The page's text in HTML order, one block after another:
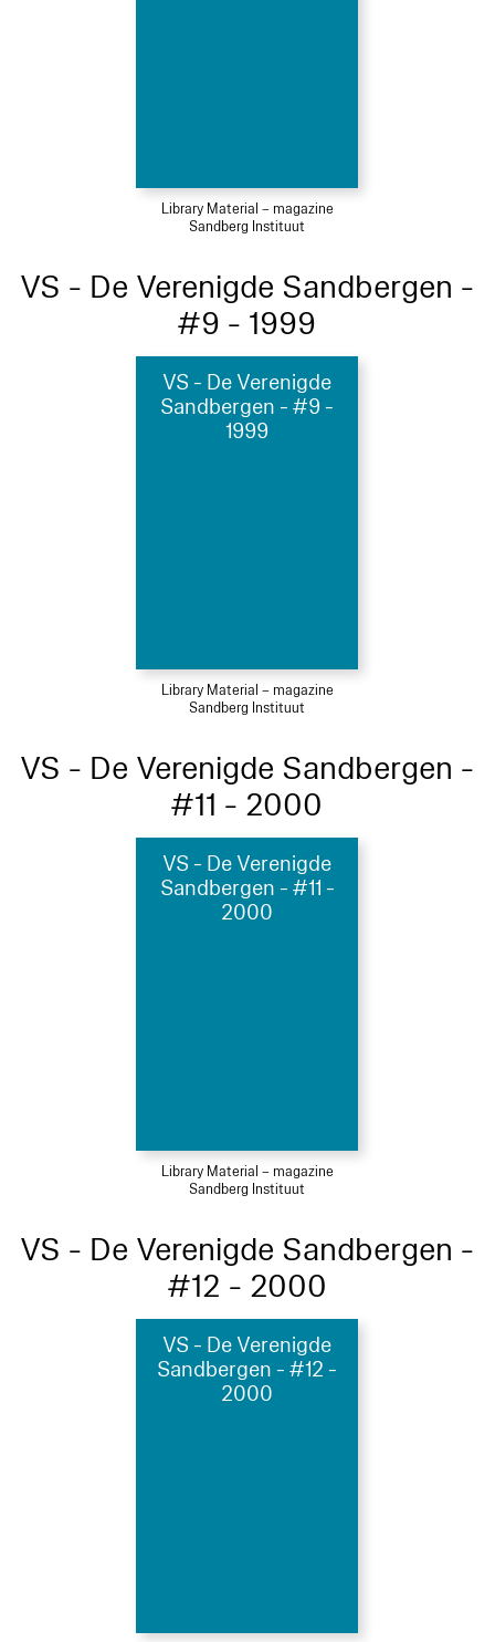
Library Material – magazine
Sandberg Instituut
VS - De Verenigde Sandbergen -
#9 - 1999
VS - De Verenigde
Sandbergen - #9 -
1999
Library Material – magazine
Sandberg Instituut
VS - De Verenigde Sandbergen -
#11 - 2000
VS - De Verenigde
Sandbergen - #11 -
2000
Library Material – magazine
Sandberg Instituut
VS - De Verenigde Sandbergen -
#12 - 2000
VS - De Verenigde
Sandbergen - #12 -
2000